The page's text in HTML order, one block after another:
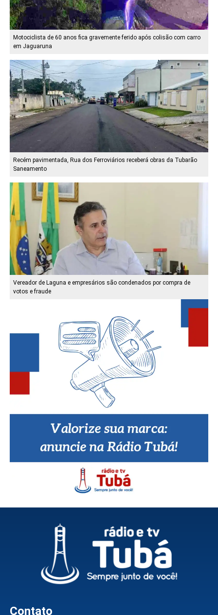
Motociclista de 60 anos fica gravemente ferido após colisão com carro
em Jaguaruna
Recém pavimentada, Rua dos Ferroviários receberá obras da Tubarão
Saneamento
Vereador de Laguna e empresários são condenados por compra de
votos e fraude
Contato